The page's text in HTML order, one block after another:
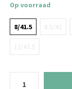
Op voorraad
8/41.5 8.5/42
13/47.5